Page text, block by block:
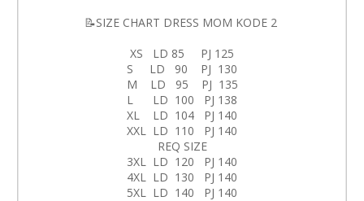
📝SIZE CHART DRESS MOM KODE 2
XS LD 85 PJ 125
S LD 90 PJ 130
M LD 95 PJ 135
L LD 100 PJ 138
XL LD 104 PJ 140
XXL LD 110 PJ 140
REQ SIZE
3XL LD 120 PJ 140
4XL LD 130 PJ 140
5XL LD 140 PJ 140